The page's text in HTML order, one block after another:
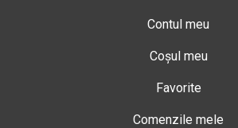
Contul meu
Coșul meu
Favorite
Comenzile mele